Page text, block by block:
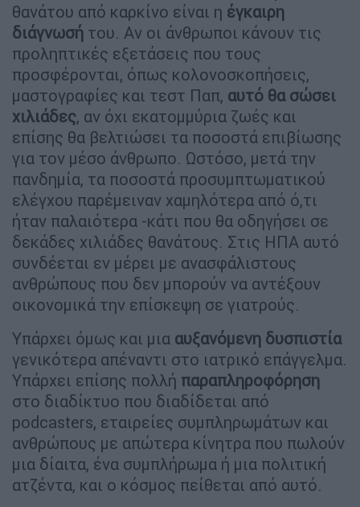
θανάτου από καρκίνο είναι η έγκαιρη
διάγνωσή του. Αν οι άνθρωποι κάνουν τις
προληπτικές εξετάσεις που τους
προσφέρονται, όπως κολονοσκοπήσεις,
μαστογραφίες και τεστ Παπ, αυτό θα σώσει
χιλιάδες, αν όχι εκατομμύρια ζωές και
επίσης θα βελτιώσει τα ποσοστά επιβίωσης
για τον μέσο άνθρωπο. Ωστόσο, μετά την
πανδημία, τα ποσοστά προσυμπτωματικού
ελέγχου παρέμειναν χαμηλότερα από ό,τι
ήταν παλαιότερα -κάτι που θα οδηγήσει σε
δεκάδες χιλιάδες θανάτους. Στις ΗΠΑ αυτό
συνδέεται εν μέρει με ανασφάλιστους
ανθρώπους που δεν μπορούν να αντέξουν
οικονομικά την επίσκεψη σε γιατρούς.
Υπάρχει όμως και μια αυξανόμενη δυσπιστία
γενικότερα απέναντι στο ιατρικό επάγγελμα.
Υπάρχει επίσης πολλή παραπληροφόρηση
στο διαδίκτυο που διαδίδεται από
podcasters, εταιρείες συμπληρωμάτων και
ανθρώπους με απώτερα κίνητρα που πωλούν
μια δίαιτα, ένα συμπλήρωμα ή μια πολιτική
ατζέντα, και ο κόσμος πείθεται από αυτό.